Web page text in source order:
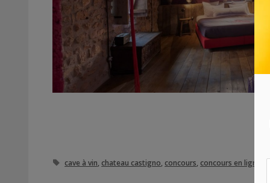
Étiquettes
cave à vin chateau castigno concours concours en ligne